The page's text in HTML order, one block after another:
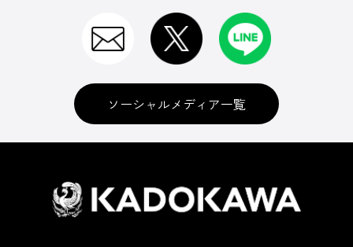
ソーシャルメディア一覧